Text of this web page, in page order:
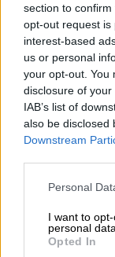
section to
opt-out request is
interest-based
us or personal
your opt-out. You
disclosure of
IAB’s list of
also be disclosed
Downstream
Please note that
not limited to
grant or deny
use your data for
Personal
I want to
personal data.
Opted In
Καλά τα
Διέφυγε του
Θεσπρωτία